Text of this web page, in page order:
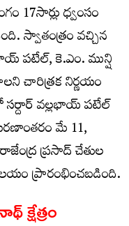
17సార్లు ధ్వంసం
స్వాతంత్రం వచ్చిన
పటేల్, కె.ఎం. మున్షి
చారిత్రక నిర్ణయం
సర్దార్ వల్లభాయ్ పటేల్
మే 11,
ప్రసాద్ చేతుల
ప్రారంభించబడింది.
క్షేత్రం